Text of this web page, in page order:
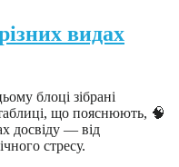
видах
блоці зібрані
таблиці, що пояснюють, 🧠
досвіду — від
стресу.